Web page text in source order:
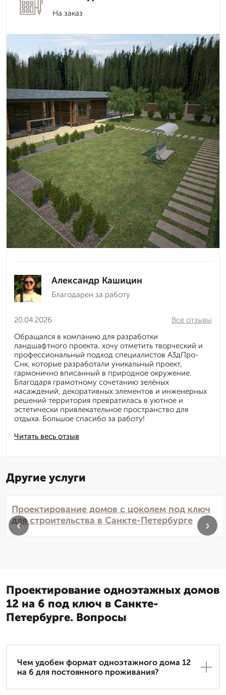
На заказ
Александр Кашицин
Благодарен за работу
20.04.2026
Читать весь отзыв
Все отзывы
Обращался в компанию для разработки
ландшафтного проекта, хочу отметить творческий и
профессиональный подход специалистов А3дПро-
Снк, которые разработали уникальный проект,
гармонично вписанный в природное окружение.
Благодаря грамотному сочетанию зелёных
насаждений, декоративных элементов и инженерных
решений территория превратилась в уютное и
эстетически привлекательное пространство для
отдыха. Большое спасибо за работу!
Другие услуги
Проектирование домов с цоколем под ключ
для строительства в Санкте-Петербурге
‹ ›
Проектирование одноэтажных домов
12 на 6 под ключ в Санкте-
Петербурге. Вопросы
Чем удобен формат одноэтажного дома 12
на 6 для постоянного проживания?